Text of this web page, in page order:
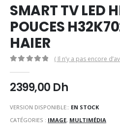
SMART TV LED
POUCES
HAIER
( Il n’y a pas encore
2399,00 Dh
VERSION DISPONIBLE:: EN STOCK
CATÉGORIES : IMAGE, MULTIMÉDIA